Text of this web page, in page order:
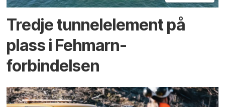
Tredje tunnel­element på
plass i Fehmarn-
forbindelsen